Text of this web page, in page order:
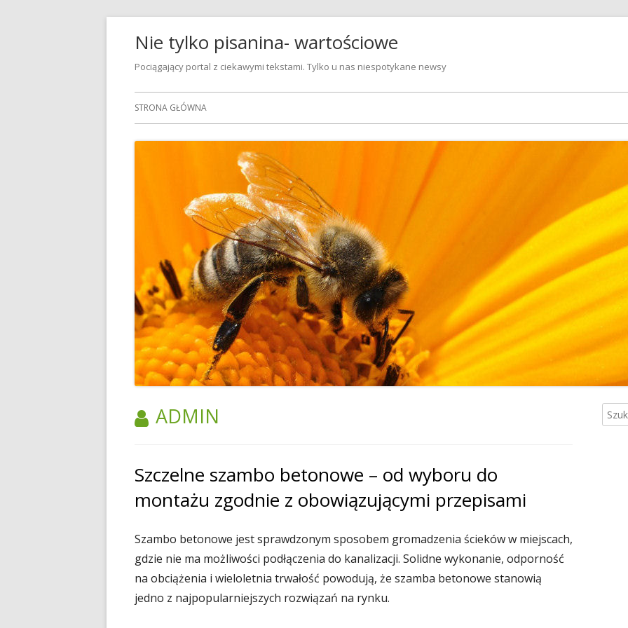
Nie tylko pisanina- wartościowe
Pociągający portal z ciekawymi tekstami. Tylko u nas niespotykane newsy
Menu
główne
STRONA GŁÓWNA
AUTOR:
ADMIN
Szczelne szambo betonowe – od wyboru do
montażu zgodnie z obowiązującymi przepisami
Szambo betonowe jest sprawdzonym sposobem gromadzenia ścieków w miejscach,
gdzie nie ma możliwości podłączenia do kanalizacji. Solidne wykonanie, odporność
na obciążenia i wieloletnia trwałość powodują, że szamba betonowe stanowią
jedno z najpopularniejszych rozwiązań na rynku.